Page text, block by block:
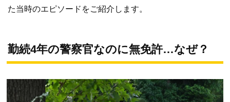
た当時のエピソードをご紹介します。
勤続4年の警察官なのに無免許…なぜ？